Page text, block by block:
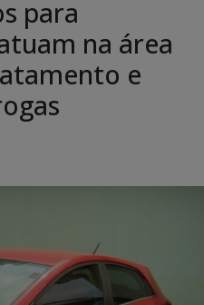
para
na área
e